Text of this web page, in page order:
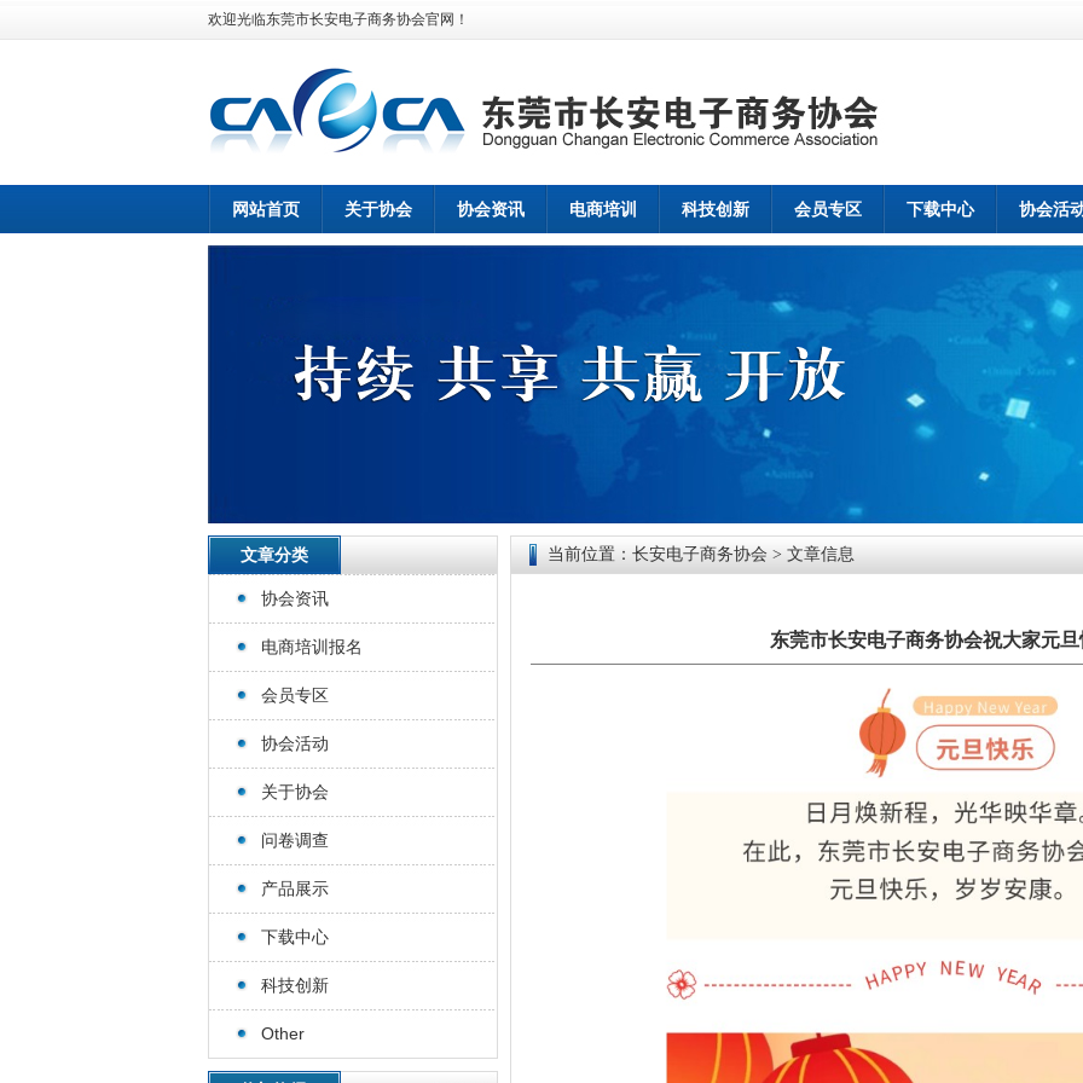
欢迎光临东莞市长安电子商务协会官网！
网站首页 关于协会 协会资讯 电商培训 科技创新 会员专区 下载中心 协会活
文章分类
协会资讯
电商培训报名
会员专区
协会活动
关于协会
问卷调查
产品展示
下载中心
科技创新
Other
当前位置： 长安电子商务协会 > 文章信息
东莞市长安电子商务协会祝大家元